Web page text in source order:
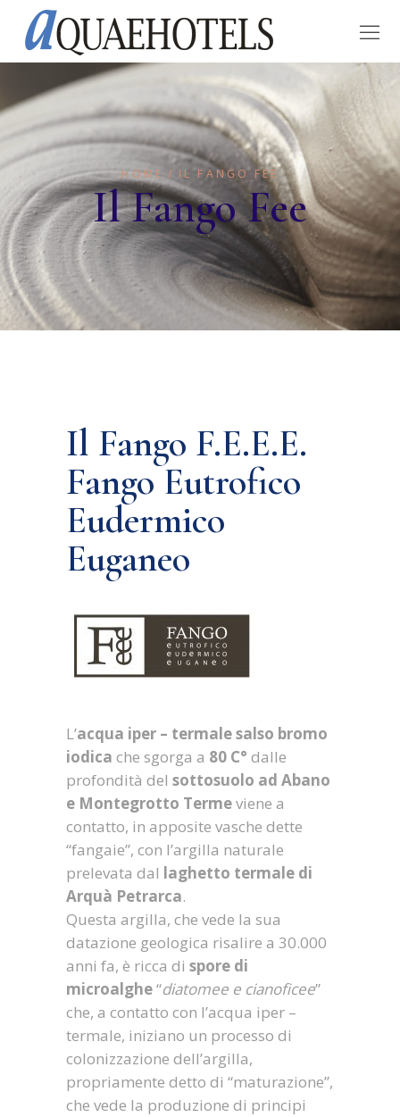
HOME IL FANGO FEE
Il Fango Fee
Il Fango F.E.E.E.
Fango Eutrofico
Eudermico
Euganeo
L’acqua iper – termale salso bromo
iodica che sgorga a 80 C° dalle
profondità del sottosuolo ad Abano
e Montegrotto Termeviene a
contatto, in apposite vasche dette
“fangaie”, con l’argilla naturale
prelevata dal laghetto termale di
Arquà Petrarca.
Questa argilla, che vede la sua
datazione geologica risalire a 30.000
anni fa, è ricca di spore di
microalghe“diatomee e cianoficee”
che, a contatto con l’acqua iper –
termale, iniziano un processo di
colonizzazione dell’argilla,
propriamente detto di “maturazione”,
che vede la produzione di principi